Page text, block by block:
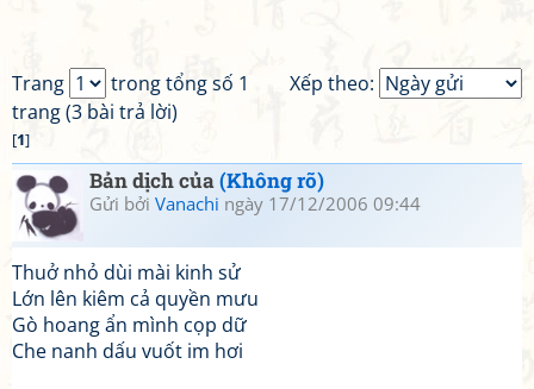
Xếp theo:
Trang
trong tổng số 1
trang (3 bài trả lời)
[1]
Bản dịch của(Không rõ)
Gửi bởi Vanachi ngày 17/12/2006 09:44
Thuở nhỏ dùi mài kinh sử
Lớn lên kiêm cả quyền mưu
Gò hoang ẩn mình cọp dữ
Che nanh dấu vuốt im hơi